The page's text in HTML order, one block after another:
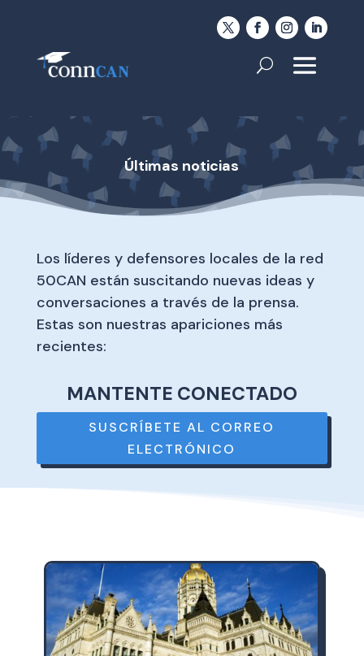
Últimas noticias
Los líderes y defensores locales de la red
50CAN están suscitando nuevas ideas y
conversaciones a través de la prensa.
Estas son nuestras apariciones más
recientes:
MANTENTE CONECTADO
SUSCRÍBETE AL CORREO
ELECTRÓNICO